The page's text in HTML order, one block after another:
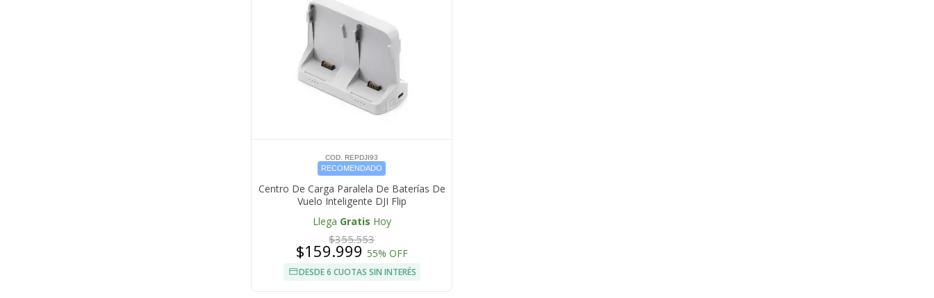
COD. REPDJI93
RECOMENDADO
Centro De Carga Paralela De Baterías De
Vuelo Inteligente DJI Flip
Llega Gratis Hoy
$355.553
$159.999 55% OFF
DESDE 6 CUOTAS SIN INTERÉS